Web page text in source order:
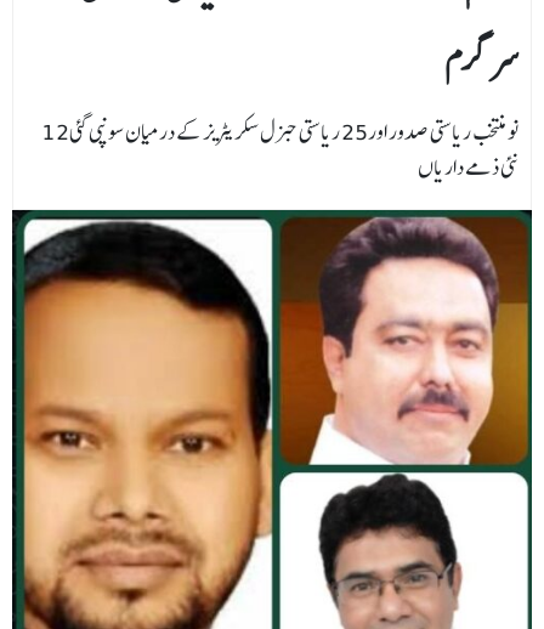
سرگرم
12نو منتخب ریاستی صدور اور25 ریاستی جنرل سکریٹریز کے درمیان سونپی گئی
نئی ذمے داریاں